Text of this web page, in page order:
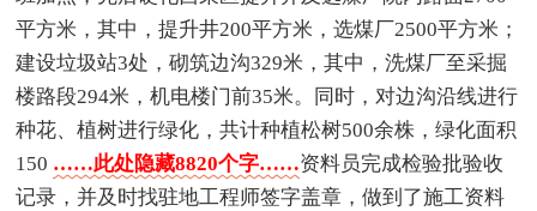
平方米，其中，提升井200平方米，选煤厂2500平方米；
建设垃圾站3处，砌筑边沟329米，其中，洗煤厂至采掘
楼路段294米，机电楼门前35米。同时，对边沟沿线进行
种花、植树进行绿化，共计种植松树500余株，绿化面积
150 ……此处隐藏8820个字……资料员完成检验批验收
记录，并及时找驻地工程师签字盖章，做到了施工资料